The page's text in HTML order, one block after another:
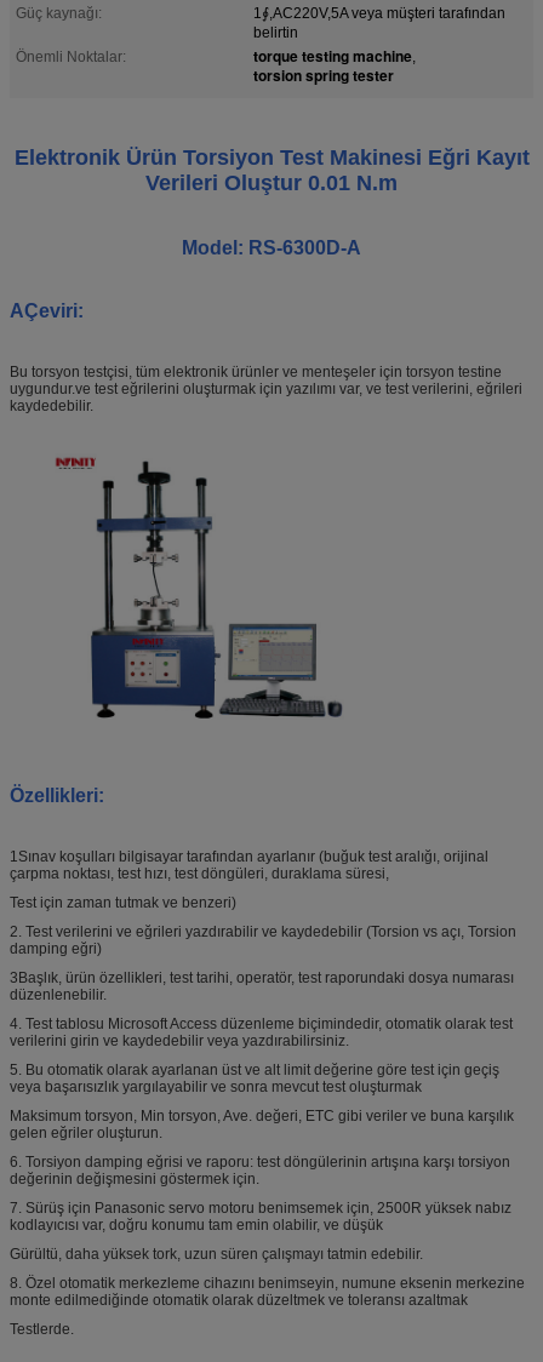
Güç kaynağı:
1∮,AC220V,5A veya müşteri tarafından
belirtin
Önemli Noktalar:
torque testing machine,
torsion spring tester
Elektronik Ürün Torsiyon Test Makinesi Eğri Kayıt
Verileri Oluştur 0.01 N.m
Model: RS-6300D-A
AÇeviri:
Bu torsyon testçisi, tüm elektronik ürünler ve menteşeler için torsyon testine
uygundur.ve test eğrilerini oluşturmak için yazılımı var, ve test verilerini, eğrileri
kaydedebilir.
Özellikleri:
1Sınav koşulları bilgisayar tarafından ayarlanır (buğuk test aralığı, orijinal
çarpma noktası, test hızı, test döngüleri, duraklama süresi,
Test için zaman tutmak ve benzeri)
2. Test verilerini ve eğrileri yazdırabilir ve kaydedebilir (Torsion vs açı, Torsion
damping eğri)
3Başlık, ürün özellikleri, test tarihi, operatör, test raporundaki dosya numarası
düzenlenebilir.
4. Test tablosu Microsoft Access düzenleme biçimindedir, otomatik olarak test
verilerini girin ve kaydedebilir veya yazdırabilirsiniz.
5. Bu otomatik olarak ayarlanan üst ve alt limit değerine göre test için geçiş
veya başarısızlık yargılayabilir ve sonra mevcut test oluşturmak
Maksimum torsyon, Min torsyon, Ave. değeri, ETC gibi veriler ve buna karşılık
gelen eğriler oluşturun.
6. Torsiyon damping eğrisi ve raporu: test döngülerinin artışına karşı torsiyon
değerinin değişmesini göstermek için.
7. Sürüş için Panasonic servo motoru benimsemek için, 2500R yüksek nabız
kodlayıcısı var, doğru konumu tam emin olabilir, ve düşük
Gürültü, daha yüksek tork, uzun süren çalışmayı tatmin edebilir.
8. Özel otomatik merkezleme cihazını benimseyin, numune eksenin merkezine
monte edilmediğinde otomatik olarak düzeltmek ve toleransı azaltmak
Testlerde.